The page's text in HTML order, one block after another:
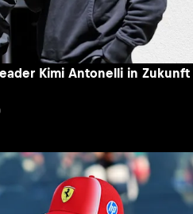
Kimi Antonelli in Zukunft